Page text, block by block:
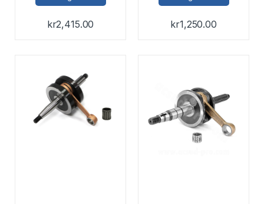
kr2,415.00 kr1,250.00